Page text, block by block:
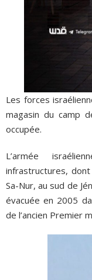
Les forces
magasin du camp
occupée.
L’armée
infrastructures,
Sa-Nur, au sud de
évacuée en 2005
de l’ancien Premier